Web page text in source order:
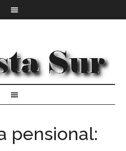
pensional: